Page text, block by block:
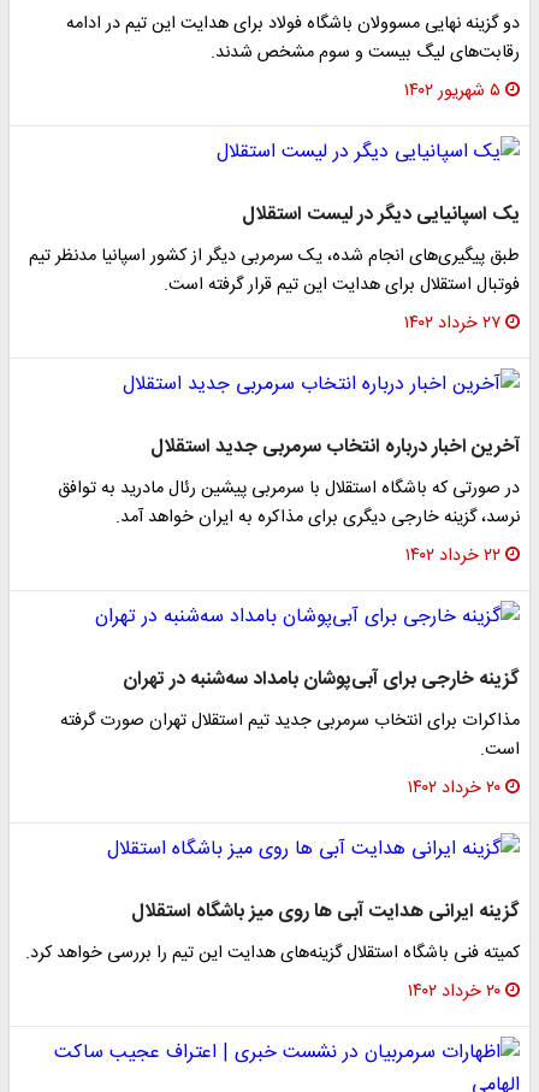
دو گزینه نهایی مسوولان باشگاه فولاد برای هدایت این تیم در ادامه
رقابت‌های لیگ بیست و سوم مشخص شدند.
۵ شهریور ۱۴۰۲
یک اسپانیایی دیگر در لیست استقلال
طبق پیگیری‌های انجام شده، یک سرمربی دیگر از کشور اسپانیا مدنظر تیم
فوتبال استقلال برای هدایت این تیم قرار گرفته است.
۲۷ خرداد ۱۴۰۲
آخرین اخبار درباره انتخاب سرمربی جدید استقلال
در صورتی که باشگاه استقلال با سرمربی پیشین رئال مادرید به توافق
نرسد، گزینه خارجی دیگری برای مذاکره به ایران خواهد آمد.
۲۲ خرداد ۱۴۰۲
گزینه خارجی برای آبی‌پوشان بامداد سه‌شنبه در تهران
مذاکرات برای انتخاب سرمربی جدید تیم استقلال تهران صورت گرفته
است.
۲۰ خرداد ۱۴۰۲
گزینه ایرانی هدایت آبی ها روی میز باشگاه استقلال
کمیته فنی باشگاه استقلال گزینه‌های هدایت این تیم را بررسی خواهد کرد.
۲۰ خرداد ۱۴۰۲